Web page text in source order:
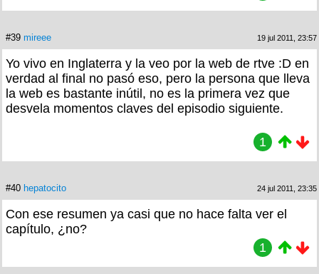
#39 mireee 19 jul 2011, 23:57
Yo vivo en Inglaterra y la veo por la web de rtve :D en
verdad al final no pasó eso, pero la persona que lleva
la web es bastante inútil, no es la primera vez que
desvela momentos claves del episodio siguiente.
1
#40 hepatocito 24 jul 2011, 23:35
Con ese resumen ya casi que no hace falta ver el
capítulo, ¿no?
1